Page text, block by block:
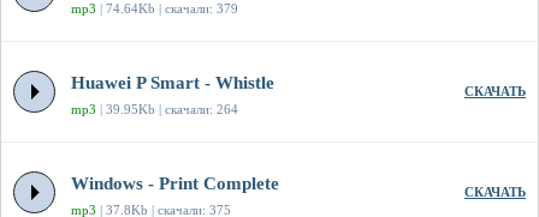
mp3 | 74.64Kb | скачали: 379
Huawei P Smart - Whistle
mp3 | 39.95Kb | скачали: 264
СКАЧАТЬ
Windows - Print Complete
mp3 | 37.8Kb | скачали: 375
СКАЧАТЬ